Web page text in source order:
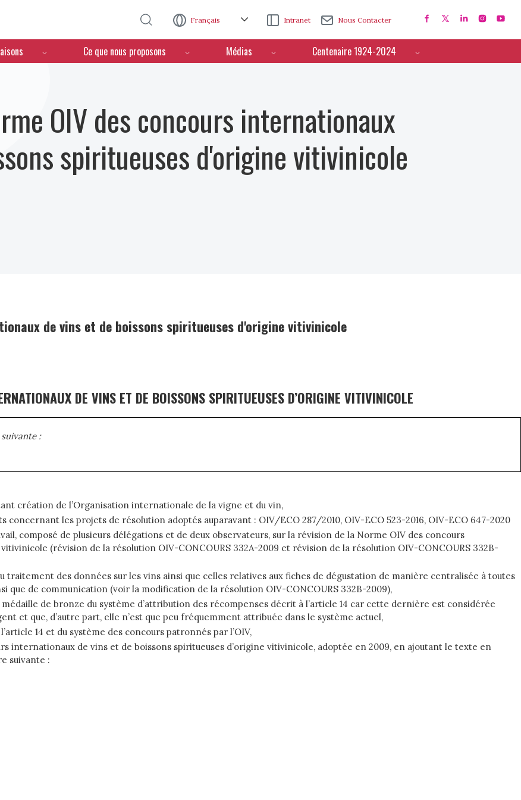
Français Intranet Nous Contacter
Ce que nous proposons Médias Centenaire 1924-2024
OIV des concours internationaux
spiritueuses d'origine vitivinicole
de vins et de boissons spiritueuses d'origine vitivinicole
DE VINS ET DE BOISSONS SPIRITUEUSES D’ORIGINE VITIVINICOLE
:
création de l’Organisation internationale de la vigne et du vin,
les projets de résolution adoptés auparavant : OIV/ECO 287/2010, OIV-ECO 523-2016, OIV-ECO 647-2020
composé de plusieurs délégations et de deux observateurs, sur la révision de la Norme OIV des concours
(révision de la résolution OIV-CONCOURS 332A-2009 et révision de la résolution OIV-CONCOURS 332B-
traitement des données sur les vins ainsi que celles relatives aux fiches de dégustation de manière centralisée à toutes
que de communication (voir la modification de la résolution OIV-CONCOURS 332B-2009),
de bronze du système d’attribution des récompenses décrit à l’article 14 car cette dernière est considérée
et que, d’autre part, elle n’est que peu fréquemment attribuée dans le système actuel,
14 et du système des concours patronnés par l’OIV,
internationaux de vins et de boissons spiritueuses d’origine vitivinicole, adoptée en 2009, en ajoutant le texte en
suivante :